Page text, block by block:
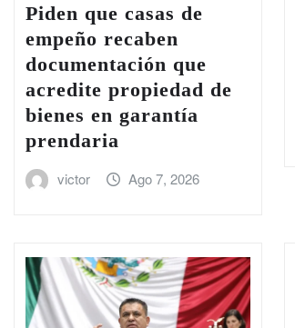
Piden que casas de
empeño recaben
documentación que
acredite propiedad de
bienes en garantía
prendaria
victor Ago 7, 2026